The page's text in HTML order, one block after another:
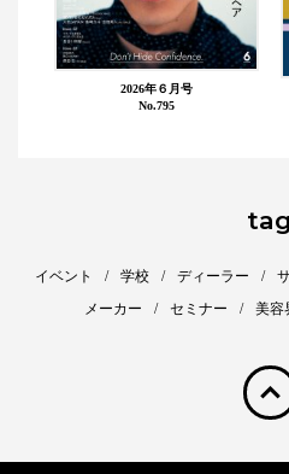
2026年６月号
No.795
tag
イベント 学校 ディーラー
メーカー
セミナー 美容